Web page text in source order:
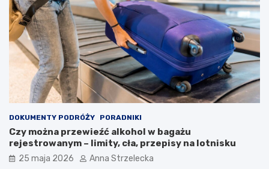
DOKUMENTY PODRÓŻY PORADNIKI
Czy można przewieźć alkohol w bagażu
rejestrowanym – limity, cła, przepisy na lotnisku
25 maja 2026 Anna Strzelecka